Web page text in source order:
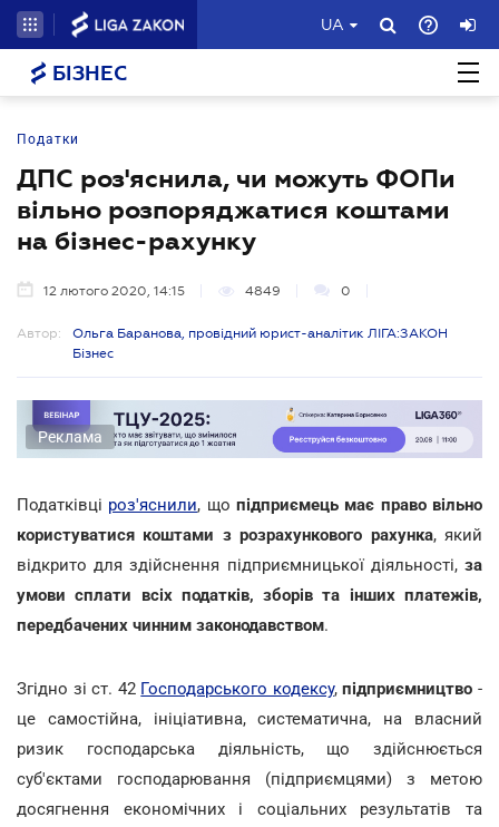
UA
БІЗНЕС
Податки
ДПС роз'яснила, чи можуть ФОПи
вільно розпоряджатися коштами
на бізнес-рахунку
12 лютого 2020, 14:15 4849 0
Автор:
Ольга Баранова, провідний юрист-аналітик ЛІГА:ЗАКОН
Бізнес
Реклама
Податківці роз'яснили, щопідприємець має право вільно
користуватися коштами з розрахункового рахунка, який
відкрито для здійснення підприємницької діяльності, за
умови сплати всіх податків, зборів та інших платежів,
передбачених чинним законодавством.
Згідно зі ст. 42 Господарського кодексу,підприємництво -
це самостійна, ініціативна, систематична, на власний
ризик господарська діяльність, що здійснюється
суб'єктами господарювання (підприємцями) з метою
досягнення економічних і соціальних результатів та